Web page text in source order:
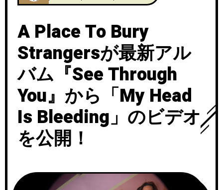
A Place To Bury
Strangersが最新アル
バム『See Through
You』から「My Head
Is Bleeding」のビデオ
を公開！